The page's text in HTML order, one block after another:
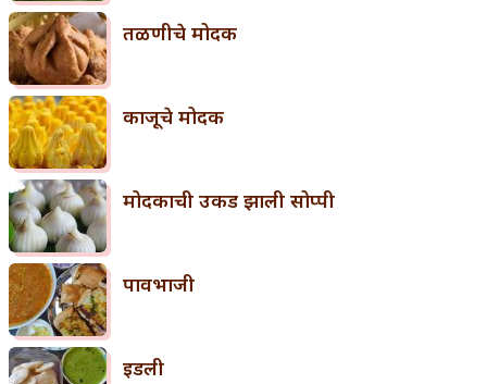
तळणीचे मोदक
काजूचे मोदक
मोदकाची उकड झाली सोप्पी
पावभाजी
इडली